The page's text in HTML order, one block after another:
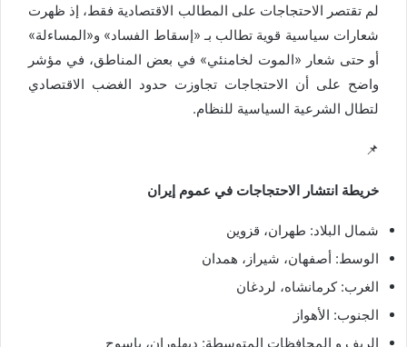
لم تقتصر الاحتجاجات على المطالب الاقتصادية فقط، إذ ظهرت
شعارات سياسية قوية تطالب بـ «إسقاط الفساد» و«المساءلة»
أو حتى شعار «الموت لخامنئي» في بعض المناطق، في مؤشر
واضح على أن الاحتجاجات تجاوزت حدود الغضب الاقتصادي
لتطال الشرعية السياسية للنظام.
📌
خريطة انتشار الاحتجاجات في عموم إيران
شمال البلاد: طهران، قزوين
الوسط: أصفهان، شيراز، همدان
الغرب: كرمانشاه، لردغان
الجنوب: الأهواز
الريف و المحافظات المتوسطة: ديهلوران، ياسوج